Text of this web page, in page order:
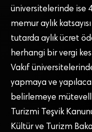
üniversitelerinde ise
memur aylık
tutarda aylık ücret
herhangi bir vergi
Vakıf
yapmaya ve
belirlemeye
Turizmi Teşvik
Kültür ve Turizm